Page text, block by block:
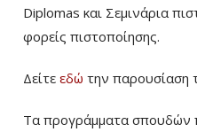
Diplomas και Σεμινάρια
φορείς πιστοποίησης.
Δείτε εδώ την παρουσίαση
Τα προγράμματα σπουδών